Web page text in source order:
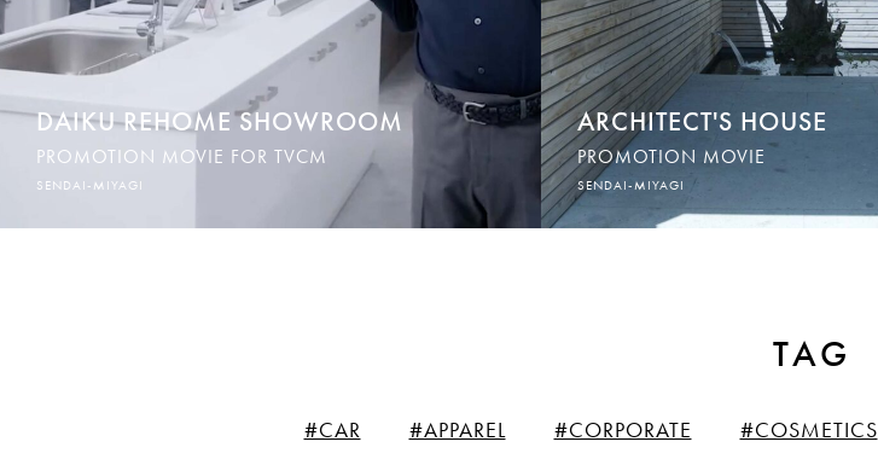
DAIKU REHOME SHOWROOM
PROMOTION MOVIE FOR TVCM
SENDAI-MIYAGI
ARCHITECT'S HOUSE
PROMOTION MOVIE
SENDAI-MIYAGI
TAG
#CAR #APPAREL #CORPORATE #COSMETICS